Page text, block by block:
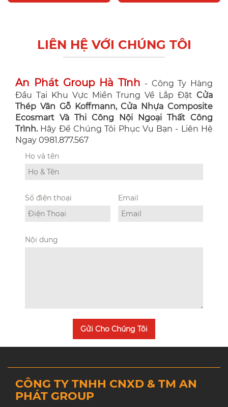
LIÊN HỆ VỚI CHÚNG TÔI
An Phát Group Hà Tĩnh - Công Ty Hàng
Đầu Tại Khu Vực Miền Trung Về Lắp Đặt Cửa
Thép Vân Gỗ Koffmann, Cửa Nhựa Composite
Ecosmart Và Thi Công Nội Ngoại Thất Công
Trình. Hãy Để Chúng Tôi Phục Vụ Bạn - Liên Hệ
Ngay 0981.877.567
Họ và tên
Số điện thoại Email
Nội dung
Gửi Cho Chúng Tôi
CÔNG TY TNHH CNXD & TM AN
PHÁT GROUP